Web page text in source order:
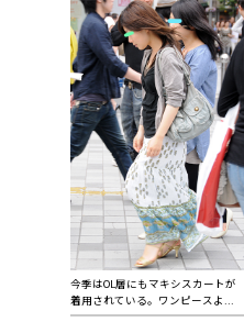
今季はOL層にもマキシスカートが
着用されている。ワンピースよ...